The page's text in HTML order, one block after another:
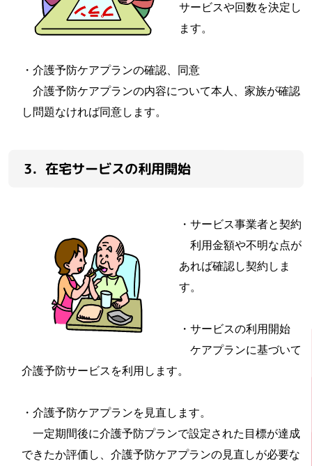
サービスや回数を決定し
ます。
・介護予防ケアプランの確認、同意
介護予防ケアプランの内容について本人、家族が確認
し問題なければ同意します。
3．在宅サービスの利用開始
・サービス事業者と契約
利用金額や不明な点が
あれば確認し契約しま
す。
・サービスの利用開始
ケアプランに基づいて
介護予防サービスを利用します。
・介護予防ケアプランを見直します。
一定期間後に介護予防プランで設定された目標が達成
できたか評価し、介護予防ケアプランの見直しが必要な